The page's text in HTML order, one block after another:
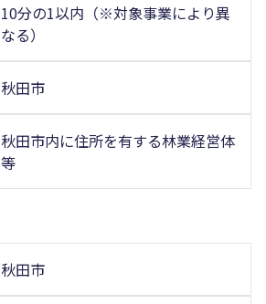
10分の1以内（※対象事業により異
なる）
秋田市
秋田市内に住所を有する林業経営体
等
秋田市